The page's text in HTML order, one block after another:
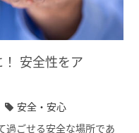
安全性をア
安全・安心
過ごせる安全な場所であ